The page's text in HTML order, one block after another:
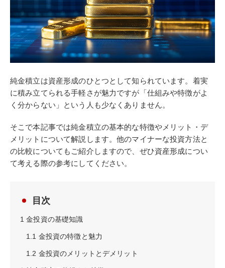
純金積立は資産形成のひとつとして知られています。着実
に積み立てられる手軽さが魅力ですが「仕組みや特徴がよ
く分からない」という人も少なくありません。
そこで本記事では純金積立の基本的な特徴やメリット・デ
メリットについて解説します。他のマイナーな投資方法と
の比較についてもご紹介しますので、ぜひ資産形成につい
て考える際の参考にしてください。
目次
1 金投資の基礎知識
1.1 金投資の特徴と魅力
1.2 金投資のメリットとデメリット